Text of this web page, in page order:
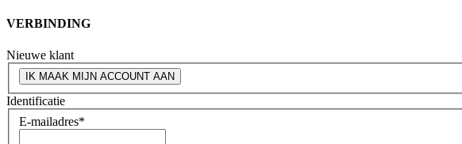
VERBINDING
Nieuwe klant
IK MAAK MIJN ACCOUNT AAN
Identificatie
E-mailadres*